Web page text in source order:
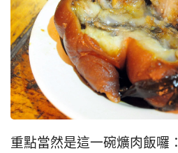
重點當然是這一碗爌肉飯囉：